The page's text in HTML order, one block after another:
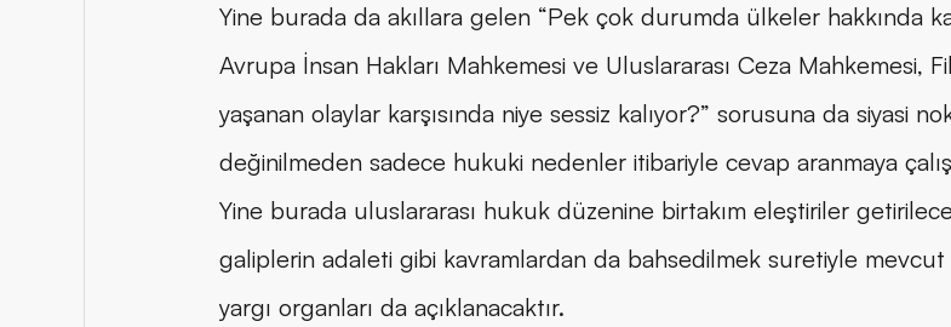
Yine burada da akıllara gelen “Pek çok durumda ülkeler hakkında
Avrupa İnsan Hakları Mahkemesi ve Uluslararası Ceza Mahkemesi,
yaşanan olaylar karşısında niye sessiz kalıyor?” sorusuna da siyasi
değinilmeden sadece hukuki nedenler itibariyle cevap aranmaya
Yine burada uluslararası hukuk düzenine birtakım eleştiriler
galiplerin adaleti gibi kavramlardan da bahsedilmek suretiyle mevcut
yargı organları da açıklanacaktır.